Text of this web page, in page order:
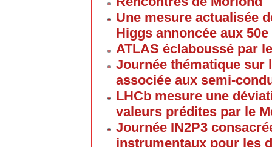
Une mesure actualisée
Higgs annoncée aux
ATLAS éclaboussé par
Journée thématique sur
associée aux semi-
LHCb mesure une
valeurs prédites par le
Journée IN2P3
instrumentaux pour les